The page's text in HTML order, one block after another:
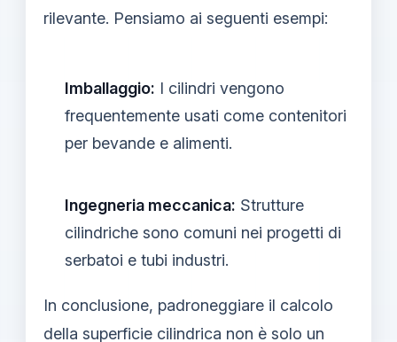
rilevante. Pensiamo ai seguenti esempi:
Imballaggio: I cilindri vengono
frequentemente usati come contenitori
per bevande e alimenti.
Ingegneria meccanica: Strutture
cilindriche sono comuni nei progetti di
serbatoi e tubi industri.
In conclusione, padroneggiare il calcolo
della superficie cilindrica non è solo un